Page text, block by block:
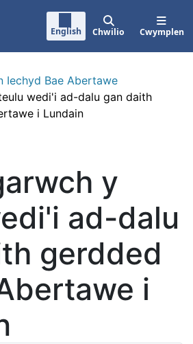
English Chwilio Cwymplen
Iechyd Bae Abertawe
wedi'i ad-dalu gan daith
i Lundain
y
ad-dalu
gerdded
i